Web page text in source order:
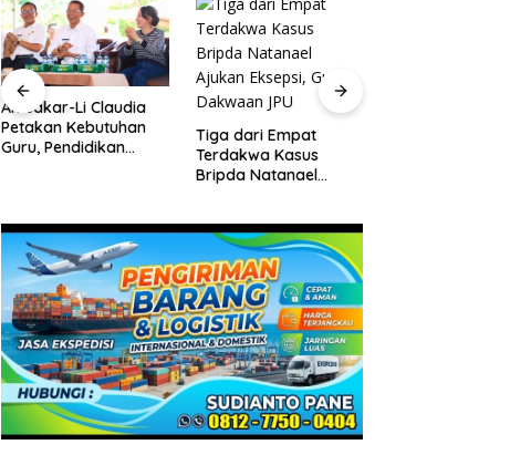
Amsakar-Li Claudia
Petakan Kebutuhan
Guru, Pendidikan
Tiga dari Empat
Terdakwa Kasus
Bripda Natanael